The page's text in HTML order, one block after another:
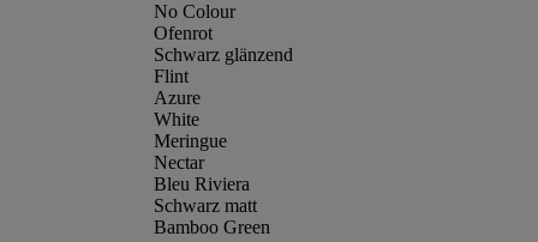
No Colour
Ofenrot
Schwarz glänzend
Flint
Azure
White
Meringue
Nectar
Bleu Riviera
Schwarz matt
Bamboo Green